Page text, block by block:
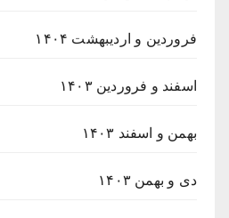
فروردین و اردیبهشت ۱۴۰۴
اسفند و فروردین ۱۴۰۳
بهمن و اسفند ۱۴۰۳
دی و بهمن ۱۴۰۳